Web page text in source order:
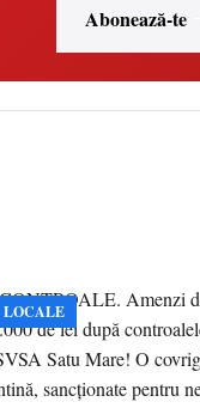
Abonează-te
LOCALE